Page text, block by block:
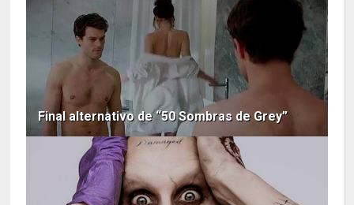
Final alternativo de “50 Sombras de Grey”